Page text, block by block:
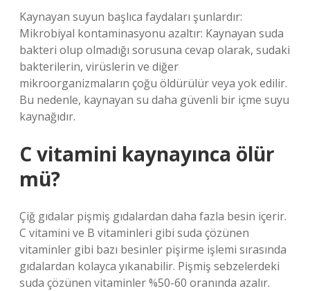
Kaynayan suyun başlıca faydaları şunlardır:
Mikrobiyal kontaminasyonu azaltır: Kaynayan suda
bakteri olup olmadığı sorusuna cevap olarak, sudaki
bakterilerin, virüslerin ve diğer
mikroorganizmaların çoğu öldürülür veya yok edilir.
Bu nedenle, kaynayan su daha güvenli bir içme suyu
kaynağıdır.
C vitamini kaynayınca ölür
mü?
Çiğ gıdalar pişmiş gıdalardan daha fazla besin içerir.
C vitamini ve B vitaminleri gibi suda çözünen
vitaminler gibi bazı besinler pişirme işlemi sırasında
gıdalardan kolayca yıkanabilir. Pişmiş sebzelerdeki
suda çözünen vitaminler %50-60 oranında azalır.